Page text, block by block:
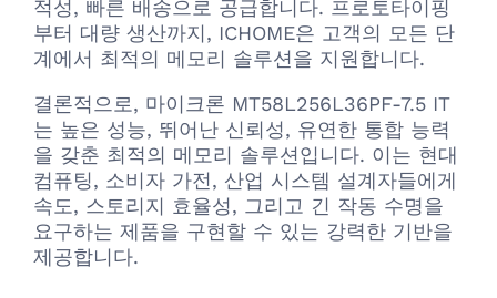
적성, 빠른 배송으로 공급합니다. 프로토타이핑
부터 대량 생산까지, ICHOME은 고객의 모든 단
계에서 최적의 메모리 솔루션을 지원합니다.
결론적으로, 마이크론 MT58L256L36PF-7.5 IT
는 높은 성능, 뛰어난 신뢰성, 유연한 통합 능력
을 갖춘 최적의 메모리 솔루션입니다. 이는 현대
컴퓨팅, 소비자 가전, 산업 시스템 설계자들에게
속도, 스토리지 효율성, 그리고 긴 작동 수명을
요구하는 제품을 구현할 수 있는 강력한 기반을
제공합니다.